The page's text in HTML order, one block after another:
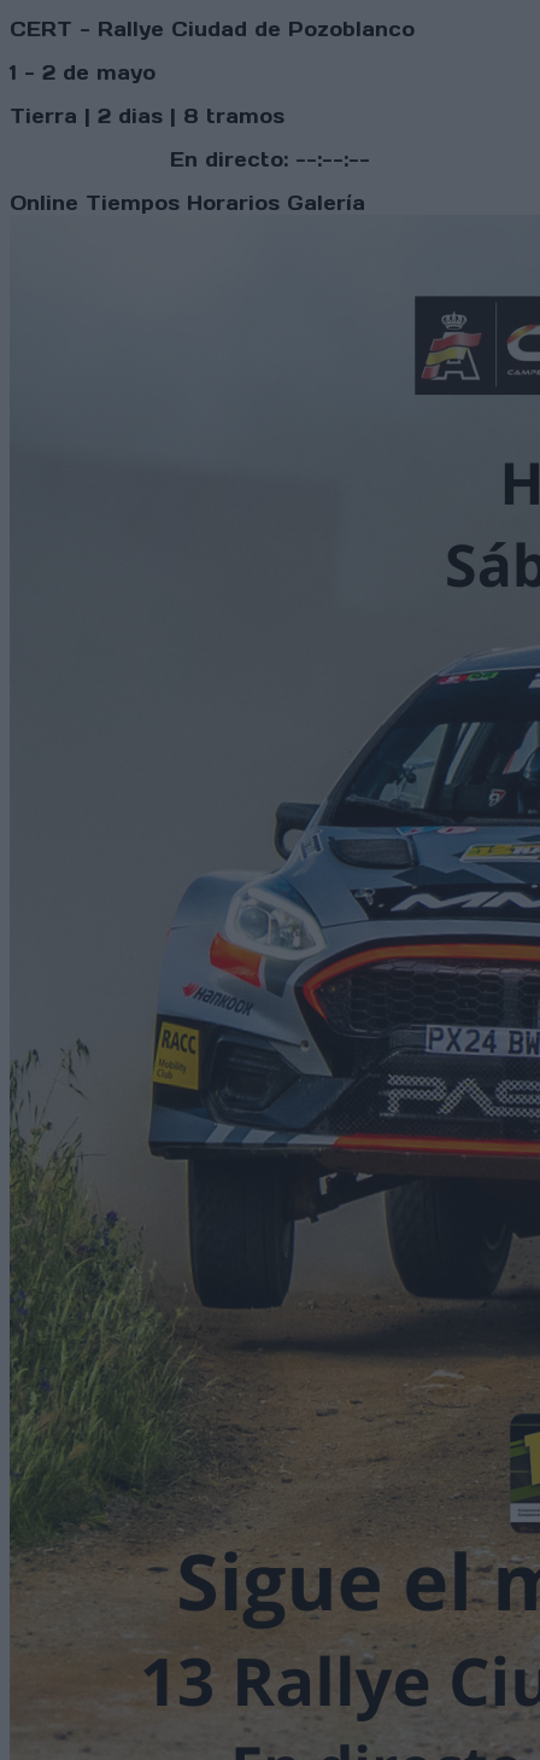
CERT - Rallye Ciudad de Pozoblanco
1 - 2 de mayo
Tierra | 2 dias | 8 tramos
En directo: --:--:--
Online Tiempos Horarios Galería